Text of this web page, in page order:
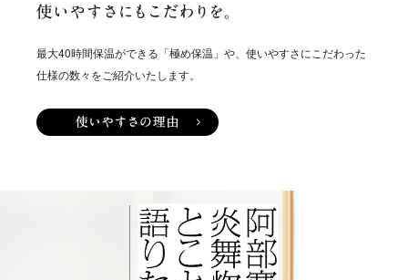
最大40時間保温ができる「極め保温」や、使いやすさにこだわった
仕様の数々をご紹介いたします。